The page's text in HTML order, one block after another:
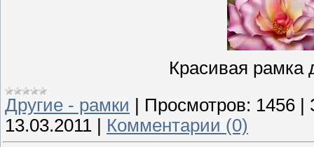
Красивая рамка
Другие - рамки
Просмотров: 1456
13.03.2011
Комментарии (0)